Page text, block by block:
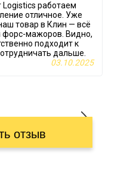
работаем
отличное. Уже
товар в Клин — всё
форс-мажоров. Видно,
подходит к
дальше.
03.10.2025
отзыв